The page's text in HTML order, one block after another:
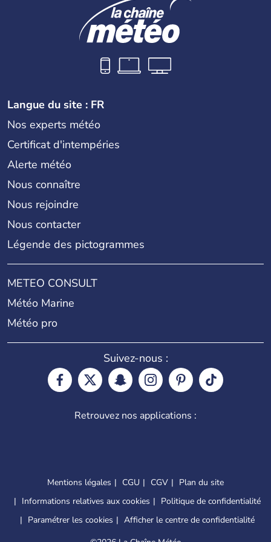
Langue du site : FR
Nos experts météo
Certificat d'intempéries
Alerte météo
Nous connaître
Nous rejoindre
Nous contacter
Légende des pictogrammes
METEO CONSULT
Météo Marine
Météo pro
Suivez-nous :
Retrouvez nos applications :
Mentions légales CGU CGV
Plan du site
Informations relatives aux cookies
Politique de confidentialité
Paramétrer les cookies
Afficher le centre de confidentialité